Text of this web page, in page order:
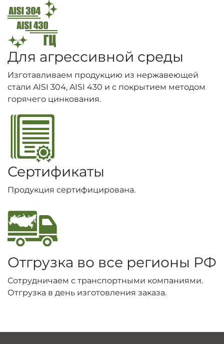
Для агрессивной среды
Изготавливаем продукцию из нержавеющей
стали AISI 304, AISI 430 и с покрытием методом
горячего цинкования.
Сертификаты
Продукция сертифицирована.
Отгрузка во все регионы РФ
Сотрудничаем с транспортными компаниями.
Отгрузка в день изготовления заказа.